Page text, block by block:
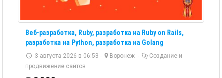
Веб-разработка, Ruby, разработка на Ruby on Rails,
разработка на Python, разработка на Golang
3 августа 2026 в 06:53 - Воронеж -
Создание и
продвижение сайтов